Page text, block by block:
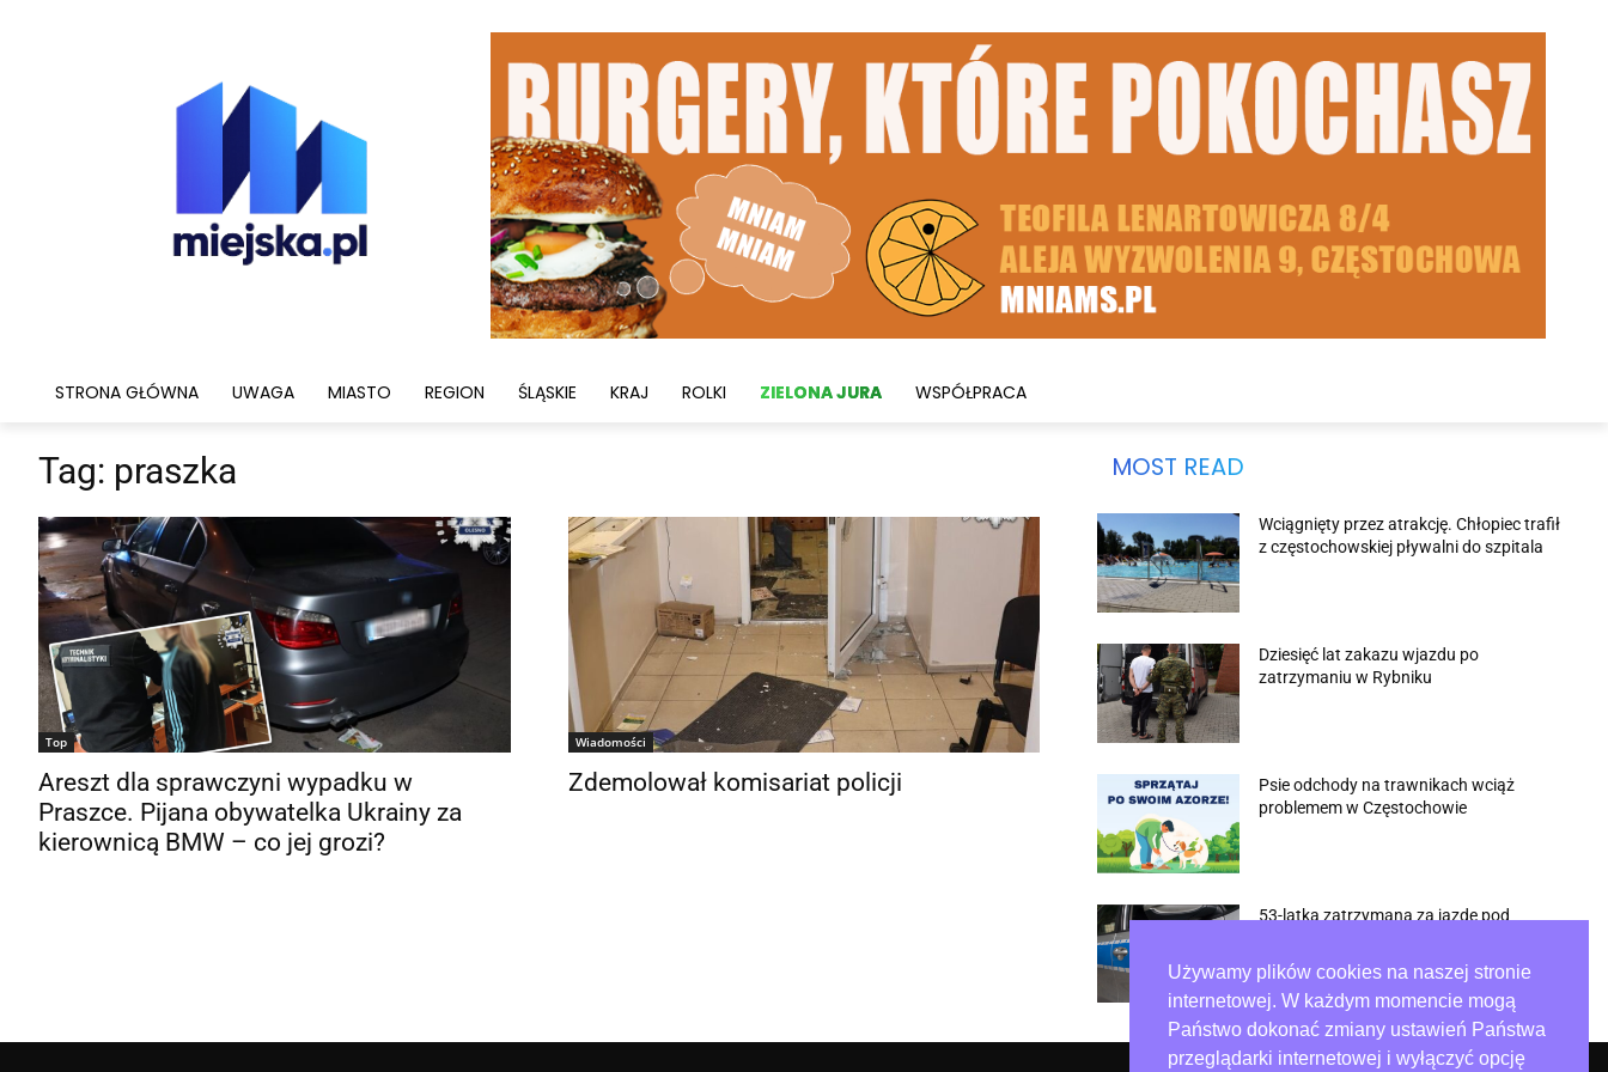
Używamy plików cookies na naszej stronie
internetowej. W każdym momencie mogą
Państwo dokonać zmiany ustawień Państwa
przeglądarki internetowej i wyłączyć opcję
STRONA GŁÓWNA UWAGA MIASTO REGION ŚLĄSKIE KRAJ ROLKI ZIELONA JURA WSPÓŁPRACA
Tag: praszka
Top
Areszt dla sprawczyni wypadku w
Praszce. Pijana obywatelka Ukrainy za
kierownicą BMW – co jej grozi?
Wiadomości
Zdemolował komisariat policji
MOST READ
Wciągnięty przez atrakcję. Chłopiec trafił
z częstochowskiej pływalni do szpitala
Dziesięć lat zakazu wjazdu po
zatrzymaniu w Rybniku
Psie odchody na trawnikach wciąż
problemem w Częstochowie
53-latka zatrzymana za jazdę pod